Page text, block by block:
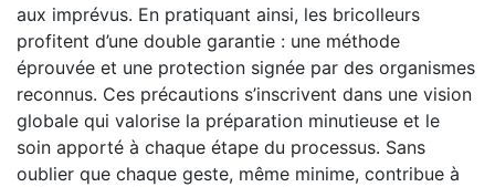
aux imprévus. En pratiquant ainsi, les bricolleurs
profitent d’une double garantie : une méthode
éprouvée et une protection signée par des organismes
reconnus. Ces précautions s’inscrivent dans une vision
globale qui valorise la préparation minutieuse et le
soin apporté à chaque étape du processus. Sans
oublier que chaque geste, même minime, contribue à